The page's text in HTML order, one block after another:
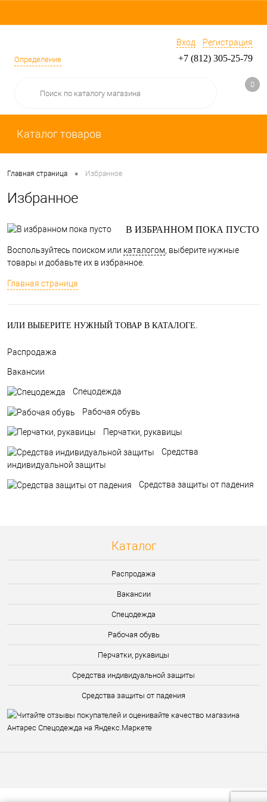
Определение
Вход Регистрация
+7 (812) 305-25-79
0
Каталог товаров
Главная страница • Избранное
Избранное
В ИЗБРАННОМ ПОКА ПУСТО
Воспользуйтесь поиском или каталогом , выберите нужные
товары и добавьте их в избранное.
Главная страница
ИЛИ ВЫБЕРИТЕ НУЖНЫЙ ТОВАР В КАТАЛОГЕ.
Распродажа
Вакансии
Спецодежда
Рабочая обувь
Перчатки, рукавицы
Средства
индивидуальной защиты
Средства защиты от падения
Каталог
Распродажа
Вакансии
Спецодежда
Рабочая обувь
Перчатки, рукавицы
Средства индивидуальной защиты
Средства защиты от падения